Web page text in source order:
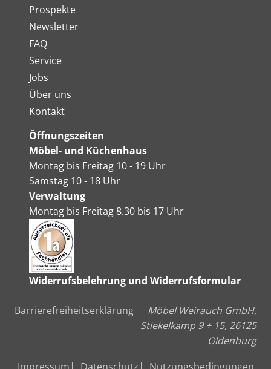
Prospekte
Newsletter
FAQ
Service
Jobs
Über uns
Kontakt
Öffnungszeiten
Möbel- und Küchenhaus
Montag bis Freitag 10 - 19 Uhr
Samstag 10 - 18 Uhr
Verwaltung
Montag bis Freitag 8.30 bis 17 Uhr
Widerrufsbelehrung und Widerrufsformular
Barrierefreiheitserklärung
Möbel Weirauch GmbH,
Stiekelkamp 9 + 15, 26125
Oldenburg
Impressum
Datenschutz Nutzungsbedingungen